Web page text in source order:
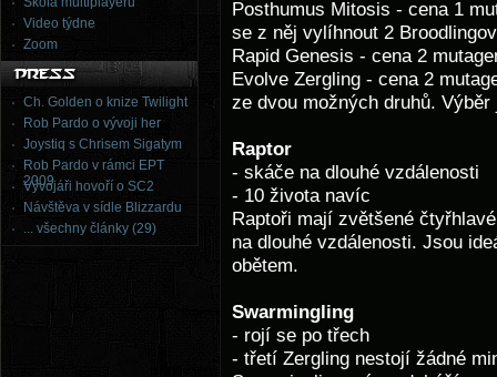
Video týdne
Zoom
Ch. Golden o knize Twilight
Rob Pardo o vývoji her
Joystiq s Chrisem Sigatym
Rob Pardo v rámci EPT
2009
Vývojáři hovoří o SC2
Návštěva v sídle Blizzardu
... všechny články (29)
Posthumus Mitosis - cena 1
se z něj vylíhnout 2
Rapid Genesis - cena 2
Evolve Zergling - cena 2
ze dvou možných druhů. Výběr
Raptor
- skáče na dlouhé vzdálenosti
- 10 života navíc
Raptoři mají zvětšené
na dlouhé vzdálenosti. Jsou
obětem.
Swarmingling
- rojí se po třech
- třetí Zergling nestojí žádné